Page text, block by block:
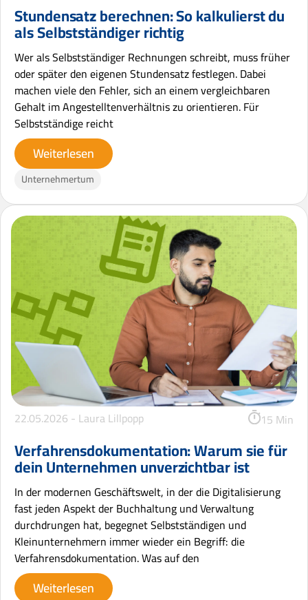
Stundensatz berechnen: So kalkulierst du
als Selbstständiger richtig
Wer als Selbstständiger Rechnungen schreibt, muss früher
oder später den eigenen Stundensatz festlegen. Dabei
machen viele den Fehler, sich an einem vergleichbaren
Gehalt im Angestelltenverhältnis zu orientieren. Für
Selbstständige reicht
Weiterlesen
Unternehmertum
22.05.2026 - Laura Lillpopp 15 Min
Verfahrensdokumentation: Warum sie für
dein Unternehmen unverzichtbar ist
In der modernen Geschäftswelt, in der die Digitalisierung
fast jeden Aspekt der Buchhaltung und Verwaltung
durchdrungen hat, begegnet Selbstständigen und
Kleinunternehmern immer wieder ein Begriff: die
Verfahrensdokumentation. Was auf den
Weiterlesen